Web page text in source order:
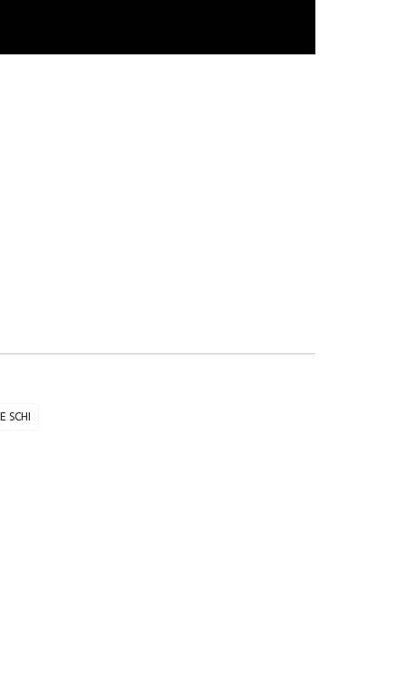
SCHI